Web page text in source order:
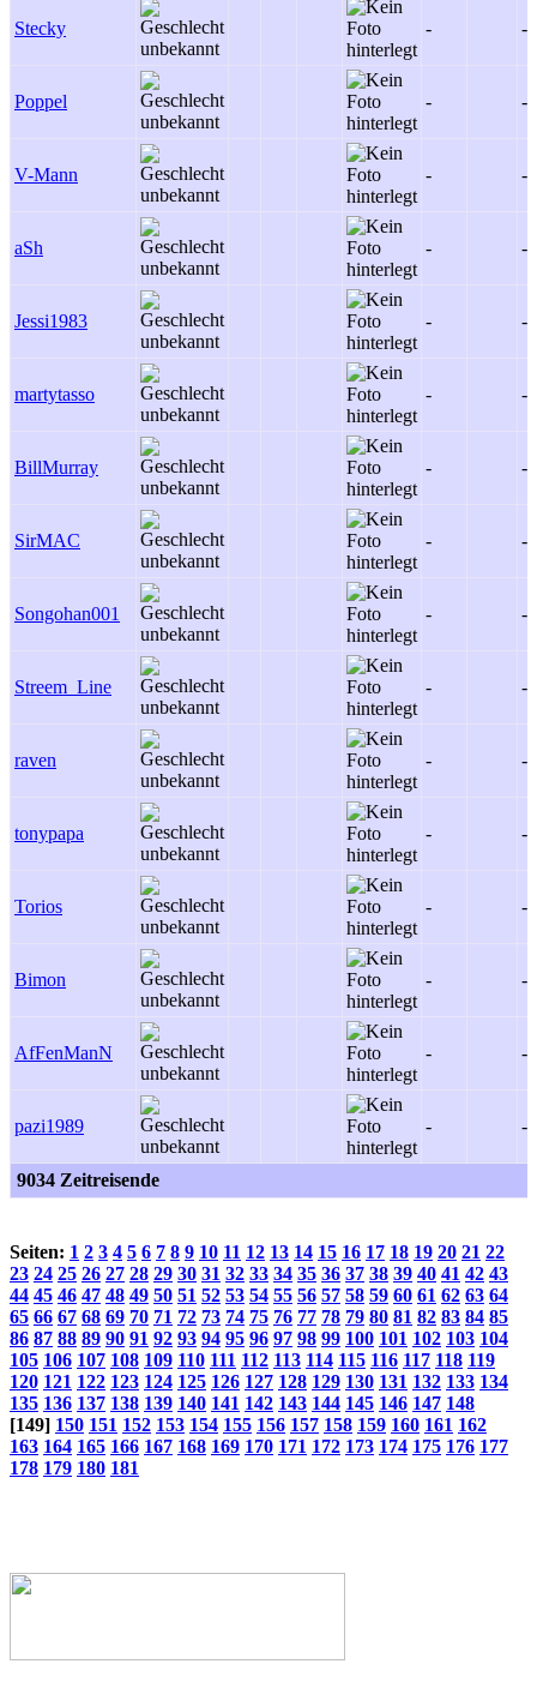
Stecky - -
Poppel - -
V-Mann - -
aSh - -
Jessi1983 - -
martytasso - -
BillMurray - -
SirMAC - -
Songohan001 - -
Streem_Line - -
raven - -
tonypapa - -
Torios - -
Bimon - -
AfFenManN - -
pazi1989 - -
9034 Zeitreisende
Seiten: 1 2 3 4 5 6 7 8 9 10 11 12 13 14 15 16 17 18 19 20 21 22
23 24 25 26 27 28 29 30 31 32 33 34 35 36 37 38 39 40 41 42 43
44 45 46 47 48 49 50 51 52 53 54 55 56 57 58 59 60 61 62 63 64
65 66 67 68 69 70 71 72 73 74 75 76 77 78 79 80 81 82 83 84 85
86 87 88 89 90 91 92 93 94 95 96 97 98 99 100 101 102 103 104
105 106 107 108 109 110 111 112 113 114 115 116 117 118 119
120 121 122 123 124 125 126 127 128 129 130 131 132 133 134
135 136 137 138 139 140 141 142 143 144 145 146 147 148
[149] 150 151 152 153 154 155 156 157 158 159 160 161 162
163 164 165 166 167 168 169 170 171 172 173 174 175 176 177
178 179 180 181